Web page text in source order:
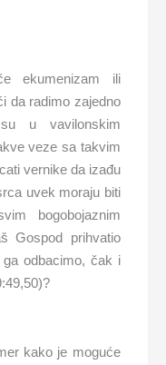
ekumenizam ili
da radimo zajedno
u vavilonskim
veze sa takvim
vernike da izađu
uvek moraju biti
bogobojaznim
Gospod prihvatio
odbacimo, čak i
kako je moguće